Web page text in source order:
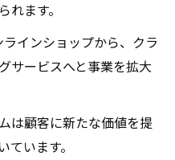
ます。
インショップから、クラ
サービスへと事業を拡大
は顧客に新たな価値を提
います。